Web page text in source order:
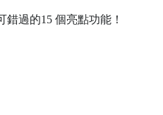
錯過的15 個亮點功能！